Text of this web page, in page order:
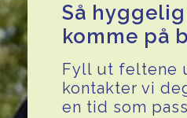
Så
komme på
Fyll ut feltene
kontakter vi
en tid som